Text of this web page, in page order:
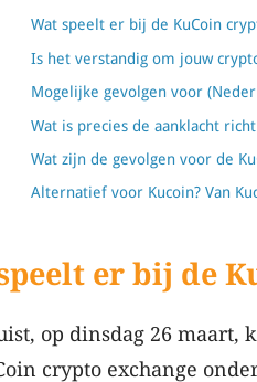
Wat speelt er bij de KuCoin
Is het verstandig om jouw
Mogelijke gevolgen voor
Wat is precies de aanklacht
Wat zijn de gevolgen voor de
Alternatief voor Kucoin? Van
er bij de
op dinsdag 26 maart,
crypto exchange